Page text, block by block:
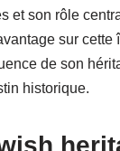
et son rôle
sur
de son
historique.